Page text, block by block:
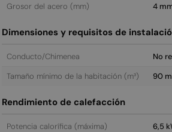
Grosor del acero (mm)
4
Dimensiones y requisitos de
Conducto/Chimenea
No
Tamaño mínimo de la habitación (m³)
90
Rendimiento de calefacción
Potencia calorífica (máxima)